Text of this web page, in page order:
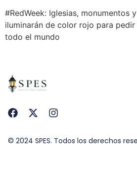
#RedWeek: Iglesias, monumentos
iluminarán de color rojo para
todo el mundo
© 2024 SPES. Todos los derechos